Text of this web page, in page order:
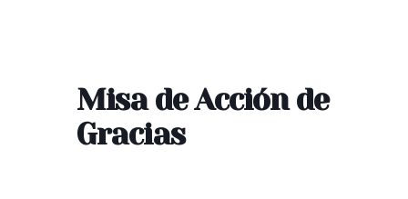
Misa de Acción de
Gracias